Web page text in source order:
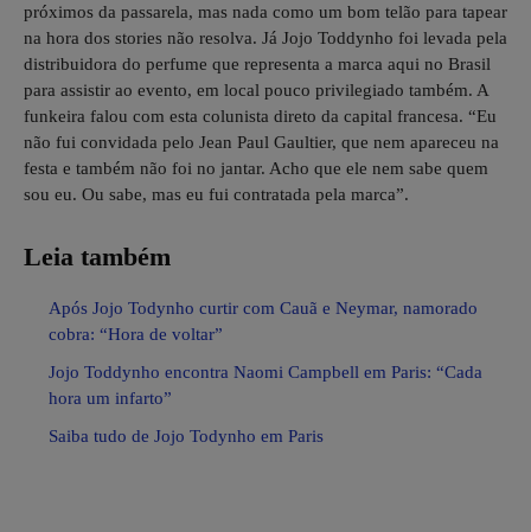
próximos da passarela, mas nada como um bom telão para tapear
na hora dos stories não resolva. Já Jojo Toddynho foi levada pela
distribuidora do perfume que representa a marca aqui no Brasil
para assistir ao evento, em local pouco privilegiado também. A
funkeira falou com esta colunista direto da capital francesa. “Eu
não fui convidada pelo Jean Paul Gaultier, que nem apareceu na
festa e também não foi no jantar. Acho que ele nem sabe quem
sou eu. Ou sabe, mas eu fui contratada pela marca”.
Leia também
Após Jojo Todynho curtir com Cauã e Neymar, namorado
cobra: “Hora de voltar”
Jojo Toddynho encontra Naomi Campbell em Paris: “Cada
hora um infarto”
Saiba tudo de Jojo Todynho em Paris